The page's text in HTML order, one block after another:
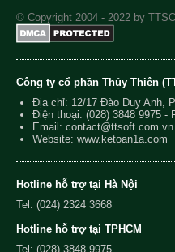
© Copyright 2004 - 2022 by
Công ty cổ phần Thủy Thiên
Địa chỉ: 12/17 Đào Duy Anh,
Điện thoại: (028) 3848 9975 -
Email: contact@ttsoft.com.vn
Website: www.ketoan1a.com
Hotline hỗ trợ tại Hà Nội
Tel: (024) 2324 3668
Hotline hỗ trợ tại TPHCM
Tel: (028) 3848 9975